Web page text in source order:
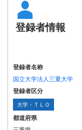
登録者情報
登録者名称
国立大学法人三重大学
登録者区分
大学・ＴＬＯ
都道府県